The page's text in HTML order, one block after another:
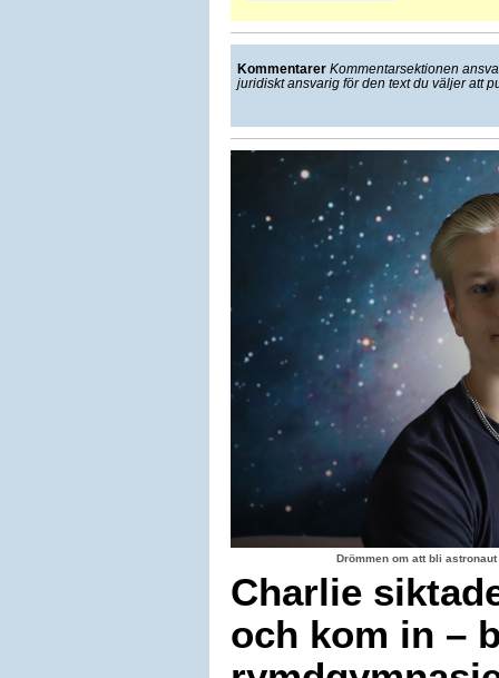
Kommentarer Kommentarsektionen
juridiskt ansvarig för den text du väljer att
Drömmen om att bli
Charlie
och kom in –